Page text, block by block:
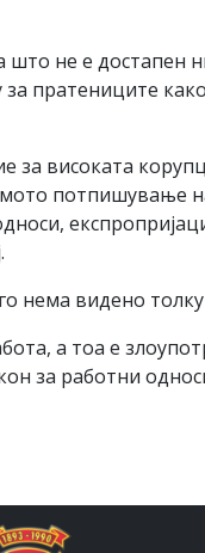
не е достапен
пратениците
високата
потпишување
нема видено
а тоа е
за работни